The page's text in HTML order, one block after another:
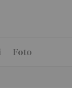
Foto